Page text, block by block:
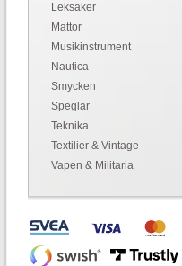
Leksaker
Mattor
Musikinstrument
Nautica
Smycken
Speglar
Teknika
Textilier & Vintage
Vapen & Militaria